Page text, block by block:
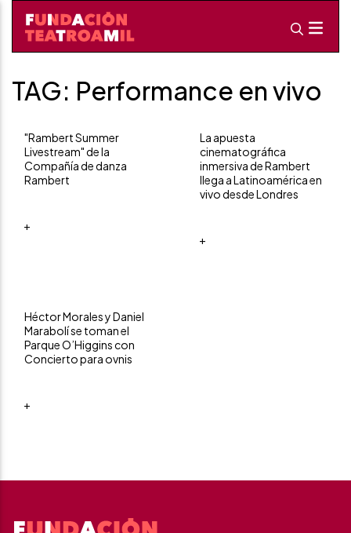
TAG: Performance en vivo
"Rambert Summer
Livestream" de la
Compañía de danza
Rambert
+
La apuesta
cinematográfica
inmersiva de Rambert
llega a Latinoamérica en
vivo desde Londres
+
Héctor Morales y Daniel
Marabolí se toman el
Parque O’Higgins con
Concierto para ovnis
+